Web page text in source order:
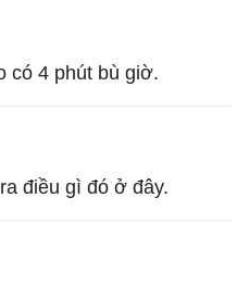
có 4 phút bù giờ.
điều gì đó ở đây.